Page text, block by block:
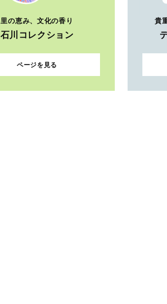
里の恵み、文化の香り
石川コレクション
ページを見る
貴